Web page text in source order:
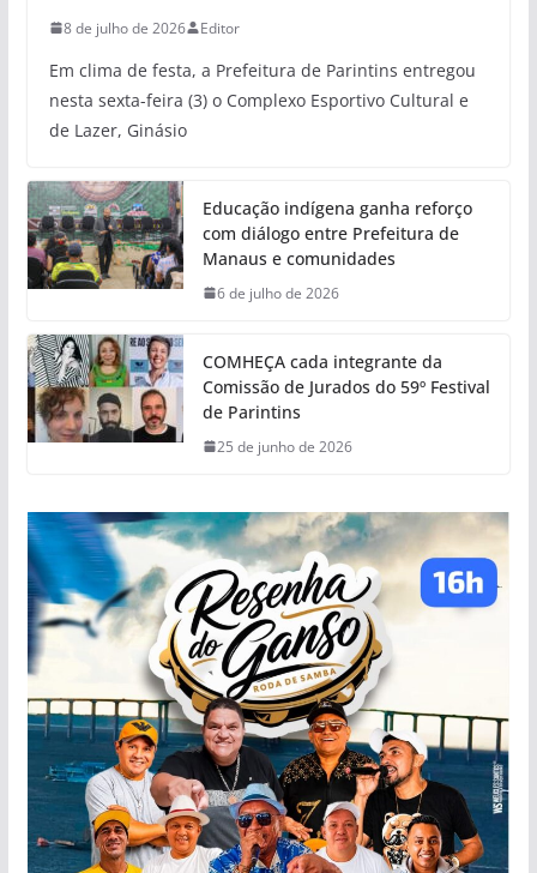
8 de julho de 2026 Editor
Em clima de festa, a Prefeitura de Parintins entregou
nesta sexta-feira (3) o Complexo Esportivo Cultural e
de Lazer, Ginásio
Educação indígena ganha reforço
com diálogo entre Prefeitura de
Manaus e comunidades
6 de julho de 2026
COMHEÇA cada integrante da
Comissão de Jurados do 59º Festival
de Parintins
25 de junho de 2026